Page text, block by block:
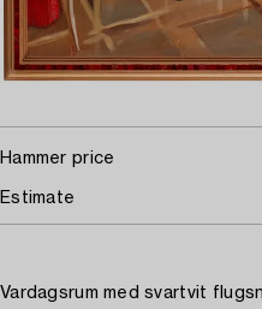
Hammer price
Estimate
Vardagsrum med svartvit